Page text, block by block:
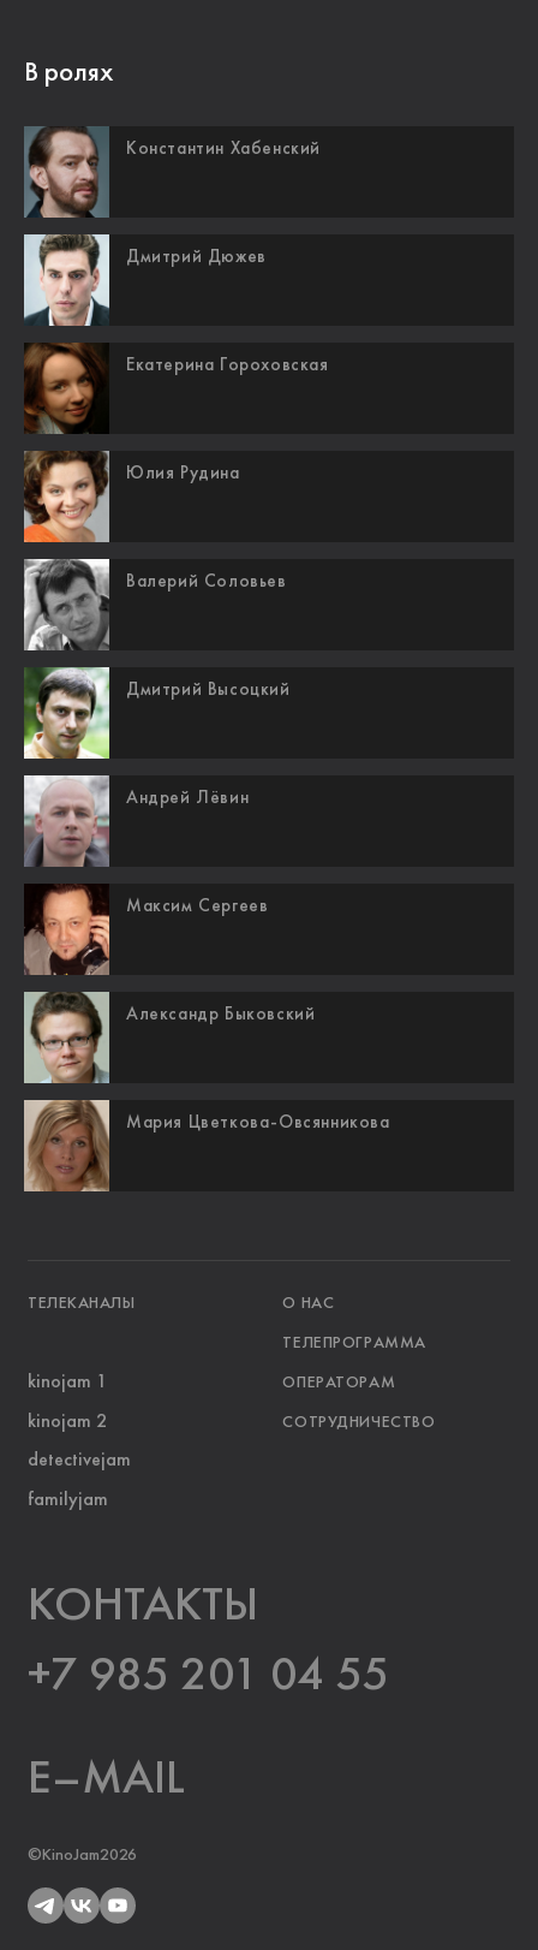
В ролях
Константин Хабенский
Дмитрий Дюжев
Екатерина Гороховская
Юлия Рудина
Валерий Соловьев
Дмитрий Высоцкий
Андрей Лёвин
Максим Сергеев
Александр Быковский
Мария Цветкова-Овсянникова
ТЕЛЕКАНАЛЫ О НАС
ТЕЛЕПРОГРАММА
ОПЕРАТОРАМ
СОТРУДНИЧЕСТВО
kinojam 1
kinojam 2
detectivejam
familyjam
KOНТАКТЫ
E–MAIL
©KinoJam2026
+7 985 201 04 55